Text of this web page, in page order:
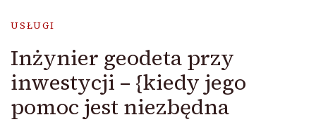
USŁUGI
Inżynier geodeta przy
inwestycji – {kiedy jego
pomoc jest niezbędna